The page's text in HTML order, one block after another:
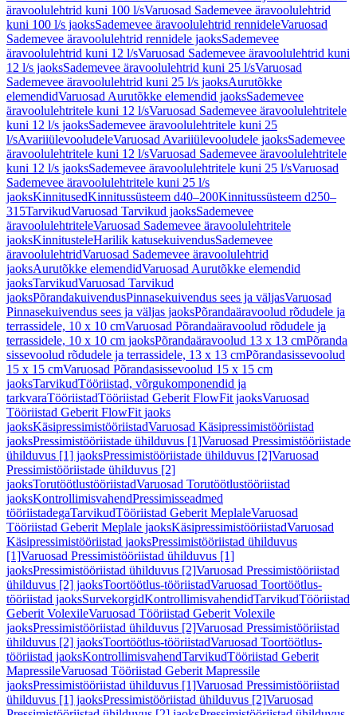
äravoolulehtrid kuni 100 l/sVaruosad Sademevee äravoolulehtrid
kuni 100 l/s jaoksSademevee äravoolulehtrid rennideleVaruosad
Sademevee äravoolulehtrid rennidele jaoksSademevee
äravoolulehtrid kuni 12 l/sVaruosad Sademevee äravoolulehtrid kuni
12 l/s jaoksSademevee äravoolulehtrid kuni 25 l/sVaruosad
Sademevee äravoolulehtrid kuni 25 l/s jaoksAurutõkke
elemendidVaruosad Aurutõkke elemendid jaoksSademevee
äravoolulehtritele kuni 12 l/sVaruosad Sademevee äravoolulehtritele
kuni 12 l/s jaoksSademevee äravoolulehtritele kuni 25
l/sAvariiülevooludeleVaruosad Avariiülevooludele jaoksSademevee
äravoolulehtritele kuni 12 l/sVaruosad Sademevee äravoolulehtritele
kuni 12 l/s jaoksSademevee äravoolulehtritele kuni 25 l/sVaruosad
Sademevee äravoolulehtritele kuni 25 l/s
jaoksKinnitusedKinnitussüsteem d40–200Kinnitussüsteem d250–
315TarvikudVaruosad Tarvikud jaoksSademevee
äravoolulehtriteleVaruosad Sademevee äravoolulehtritele
jaoksKinnitusteleHarilik katusekuivendusSademevee
äravoolulehtridVaruosad Sademevee äravoolulehtrid
jaoksAurutõkke elemendidVaruosad Aurutõkke elemendid
jaoksTarvikudVaruosad Tarvikud
jaoksPõrandakuivendusPinnasekuivendus sees ja väljasVaruosad
Pinnasekuivendus sees ja väljas jaoksPõrandaäravoolud rõdudele ja
terrassidele, 10 x 10 cmVaruosad Põrandaäravoolud rõdudele ja
terrassidele, 10 x 10 cm jaoksPõrandaäravoolud 13 x 13 cmPõranda
sissevoolud rõdudele ja terrassidele, 13 x 13 cmPõrandasissevoolud
15 x 15 cmVaruosad Põrandasissevoolud 15 x 15 cm
jaoksTarvikudTööriistad, võrgukomponendid ja
tarkvaraTööriistadTööriistad Geberit FlowFit jaoksVaruosad
Tööriistad Geberit FlowFit jaoks
jaoksKäsipressimistööriistadVaruosad Käsipressimistööriistad
jaoksPressimistööriistade ühilduvus [1]Varuosad Pressimistööriistade
ühilduvus [1] jaoksPressimistööriistade ühilduvus [2]Varuosad
Pressimistööriistade ühilduvus [2]
jaoksTorutöötlustööriistadVaruosad Torutöötlustööriistad
jaoksKontrollimisvahendPressimisseadmed
tööriistadegaTarvikudTööriistad Geberit MeplaleVaruosad
Tööriistad Geberit Meplale jaoksKäsipressimistööriistadVaruosad
Käsipressimistööriistad jaoksPressimistööriistad ühilduvus
[1]Varuosad Pressimistööriistad ühilduvus [1]
jaoksPressimistööriistad ühilduvus [2]Varuosad Pressimistööriistad
ühilduvus [2] jaoksToortöötlus-tööriistadVaruosad Toortöötlus-
tööriistad jaoksSurvekorgidKontrollimisvahendidTarvikudTööriistad
Geberit VolexileVaruosad Tööriistad Geberit Volexile
jaoksPressimistööriistad ühilduvus [2]Varuosad Pressimistööriistad
ühilduvus [2] jaoksToortöötlus-tööriistadVaruosad Toortöötlus-
tööriistad jaoksKontrollimisvahendTarvikudTööriistad Geberit
MapressileVaruosad Tööriistad Geberit Mapressile
jaoksPressimistööriistad ühilduvus [1]Varuosad Pressimistööriistad
ühilduvus [1] jaoksPressimistööriistad ühilduvus [2]Varuosad